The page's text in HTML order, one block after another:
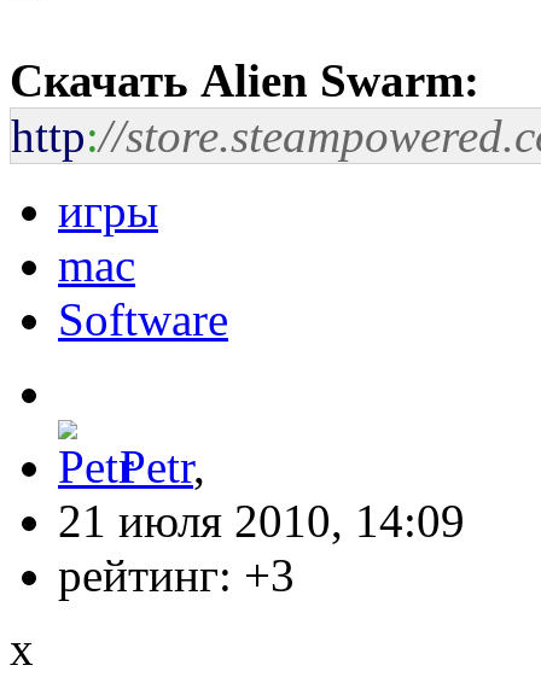
Скачать Alien Swarm:
http://
игры
mac
Software
Petr,
21 июля 2010, 14:09
рейтинг: +3
x